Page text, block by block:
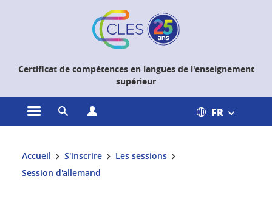
Certificat de compétences en langues de l'enseignement
supérieur
Ouvrir le menu principal
Ouvrir le moteur de recherche FR
Vous êtes ici :
Accueil S'inscrire
Les sessions
Session d'allemand